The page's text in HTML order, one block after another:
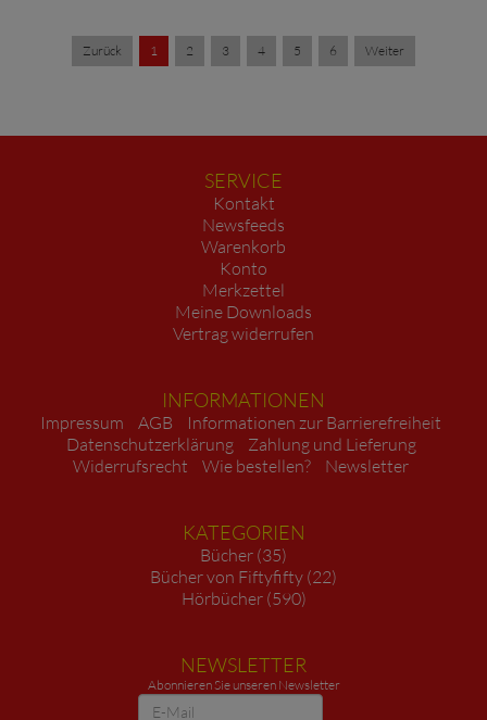
Zurück 1 2 3 4 5 6 Weiter
SERVICE
Kontakt
Newsfeeds
Warenkorb
Konto
Merkzettel
Meine Downloads
Vertrag widerrufen
INFORMATIONEN
Impressum AGB
Informationen zur Barrierefreiheit
Datenschutzerklärung
Zahlung und Lieferung
Widerrufsrecht
Wie bestellen? Newsletter
KATEGORIEN
Bücher (35)
Bücher von Fiftyfifty (22)
Hörbücher (590)
NEWSLETTER
Abonnieren Sie unseren Newsletter
Newsletter